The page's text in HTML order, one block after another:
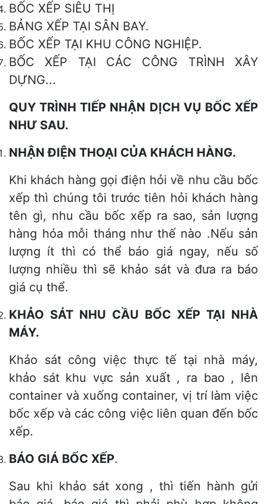
BỐC XẾP SIÊU THỊ
BẢNG XẾP TẠI SÂN BAY.
BỐC XẾP TẠI KHU CÔNG NGHIỆP.
BỐC XẾP TẠI CÁC CÔNG TRÌNH XÂY
DỰNG...
QUY TRÌNH TIẾP NHẬN DỊCH VỤ BỐC XẾP
NHƯ SAU.
NHẬN ĐIỆN THOẠI CỦA KHÁCH HÀNG.
Khi khách hàng gọi điện hỏi về nhu cầu bốc
xếp thì chúng tôi trước tiên hỏi khách hàng
tên gì, nhu cầu bốc xếp ra sao, sản lượng
hàng hóa mỗi tháng như thế nào .Nếu sản
lượng ít thì có thể báo giá ngay, nếu số
lượng nhiều thì sẽ khảo sát và đưa ra báo
giá cụ thể.
KHẢO SÁT NHU CẦU BỐC XẾP TẠI NHÀ
MÁY.
Khảo sát công việc thực tế tại nhà máy,
khảo sát khu vực sản xuất , ra bao , lên
container và xuống container, vị trí làm việc
bốc xếp và các công việc liên quan đến bốc
xếp.
BÁO GIÁ BỐC XẾP.
Sau khi khảo sát xong , thì tiến hành gửi